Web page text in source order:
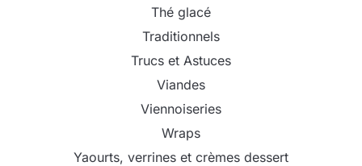
Thé glacé
Traditionnels
Trucs et Astuces
Viandes
Viennoiseries
Wraps
Yaourts, verrines et crèmes dessert